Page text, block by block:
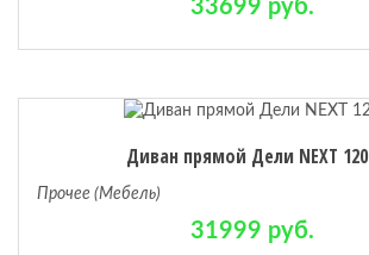
33699 руб.
Диван прямой Дели NEXT 120
Прочее (Мебель)
31999 руб.